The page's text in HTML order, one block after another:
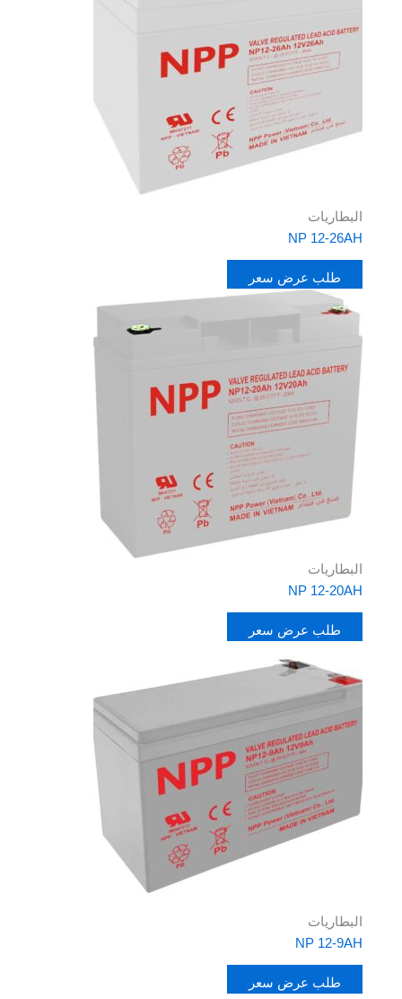
البطاريات
NP 12-26AH
طلب عرض سعر
البطاريات
NP 12-20AH
طلب عرض سعر
البطاريات
NP 12-9AH
طلب عرض سعر